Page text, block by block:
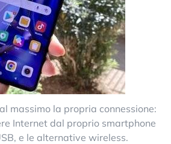
massimo la propria connessione:
Internet dal proprio smartphone
e le alternative wireless.